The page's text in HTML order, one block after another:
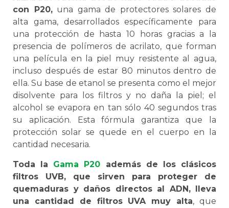
con P20,una gama de protectores solares de
alta gama, desarrollados específicamente para
una protección de hasta 10 horas gracias a la
presencia de polímeros de acrilato, que forman
una película en la piel muy resistente al agua,
incluso después de estar 80 minutos dentro de
ella. Su base de etanol se presenta como el mejor
disolvente para los filtros y no daña la piel; el
alcohol se evapora en tan sólo 40 segundos tras
su aplicación. Esta fórmula garantiza que la
protección solar se quede en el cuerpo en la
cantidad necesaria.
Toda la Gama P20 además de los clásicos
filtros UVB, que sirven para proteger de
quemaduras y daños directos al ADN, lleva
una cantidad de filtros UVA muy alta, que